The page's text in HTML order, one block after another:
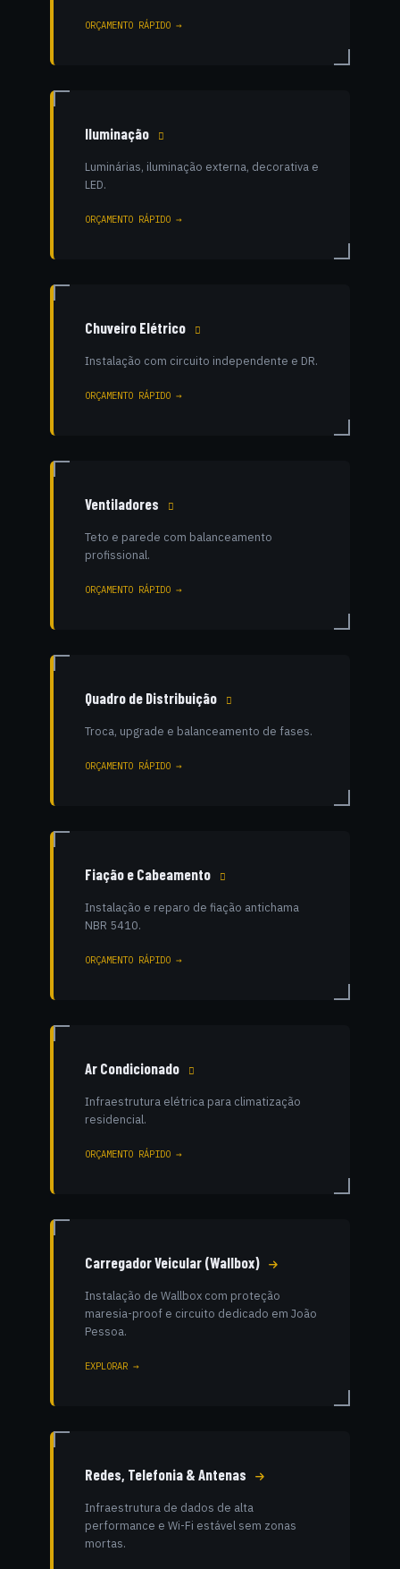
ORÇAMENTO RÁPIDO →
Iluminação
Luminárias, iluminação externa, decorativa e
LED.
ORÇAMENTO RÁPIDO →
Chuveiro Elétrico
Instalação com circuito independente e DR.
ORÇAMENTO RÁPIDO →
Ventiladores
Teto e parede com balanceamento
profissional.
ORÇAMENTO RÁPIDO →
Quadro de Distribuição
Troca, upgrade e balanceamento de fases.
ORÇAMENTO RÁPIDO →
Fiação e Cabeamento
Instalação e reparo de fiação antichama
NBR 5410.
ORÇAMENTO RÁPIDO →
Ar Condicionado
Infraestrutura elétrica para climatização
residencial.
ORÇAMENTO RÁPIDO →
Carregador Veicular (Wallbox)
Instalação de Wallbox com proteção
maresia-proof e circuito dedicado em João
Pessoa.
EXPLORAR →
Redes, Telefonia & Antenas
Infraestrutura de dados de alta
performance e Wi-Fi estável sem zonas
mortas.